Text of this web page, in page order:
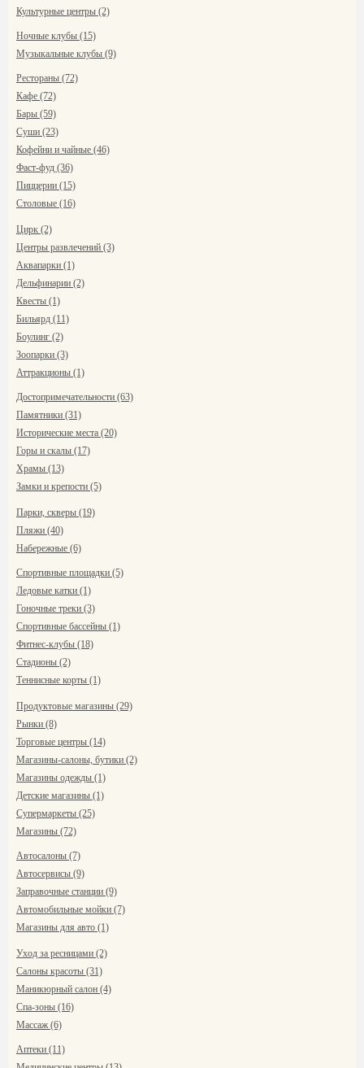
Культурные центры (2)
Ночные клубы (15)
Музыкальные клубы (9)
Рестораны (72)
Кафе (72)
Бары (59)
Суши (23)
Кофейни и чайные (46)
Фаст-фуд (36)
Пиццерии (15)
Столовые (16)
Цирк (2)
Центры развлечений (3)
Аквапарки (1)
Дельфинарии (2)
Квесты (1)
Бильярд (11)
Боулинг (2)
Зоопарки (3)
Аттракционы (1)
Достопримечательности (63)
Памятники (31)
Исторические места (20)
Горы и скалы (17)
Храмы (13)
Замки и крепости (5)
Парки, скверы (19)
Пляжи (40)
Набережные (6)
Спортивные площадки (5)
Ледовые катки (1)
Гоночные треки (3)
Спортивные бассейны (1)
Фитнес-клубы (18)
Стадионы (2)
Теннисные корты (1)
Продуктовые магазины (29)
Рынки (8)
Торговые центры (14)
Магазины-салоны, бутики (2)
Магазины одежды (1)
Детские магазины (1)
Супермаркеты (25)
Магазины (72)
Автосалоны (7)
Автосервисы (9)
Заправочные станции (9)
Автомобильные мойки (7)
Магазины для авто (1)
Уход за ресницами (2)
Салоны красоты (31)
Маникюрный салон (4)
Спа-зоны (16)
Массаж (6)
Аптеки (11)